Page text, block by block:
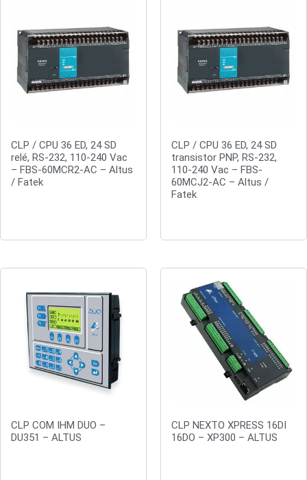
CLP / CPU 36 ED, 24 SD
relé, RS-232, 110-240 Vac
– FBS-60MCR2-AC – Altus
/ Fatek
CLP / CPU 36 ED, 24 SD
transistor PNP, RS-232,
110-240 Vac – FBS-
60MCJ2-AC – Altus /
Fatek
CLP COM IHM DUO –
DU351 – ALTUS
CLP NEXTO XPRESS 16DI
16DO – XP300 – ALTUS